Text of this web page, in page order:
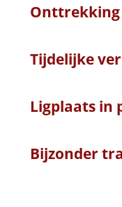
Onttrekking
Tijdelijke
Ligplaats in
Bijzonder